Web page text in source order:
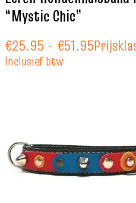
“Mystic Chic”
€25.95 - €51.95
Inclusief btw